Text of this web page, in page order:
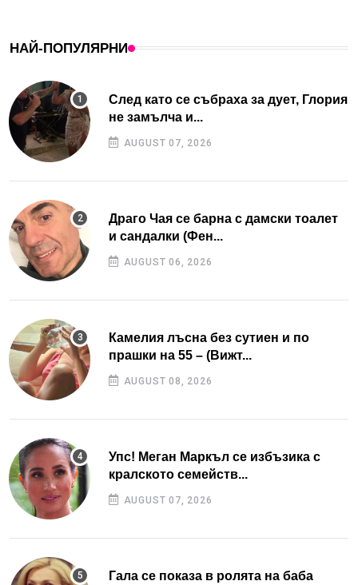
НАЙ-ПОПУЛЯРНИ
След като се събраха за дует, Глория
не замълча и...
AUGUST 07, 2026
Драго Чая се барна с дамски тоалет
и сандалки (Фен...
AUGUST 06, 2026
Камелия лъсна без сутиен и по
прашки на 55 – (Вижт...
AUGUST 08, 2026
Упс! Меган Маркъл се избъзика с
кралското семейств...
AUGUST 07, 2026
Гала се показа в ролята на баба